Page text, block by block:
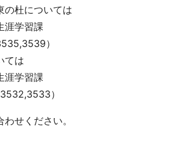
の杜については
涯学習課
）
ては
涯学習課
）
わせください。